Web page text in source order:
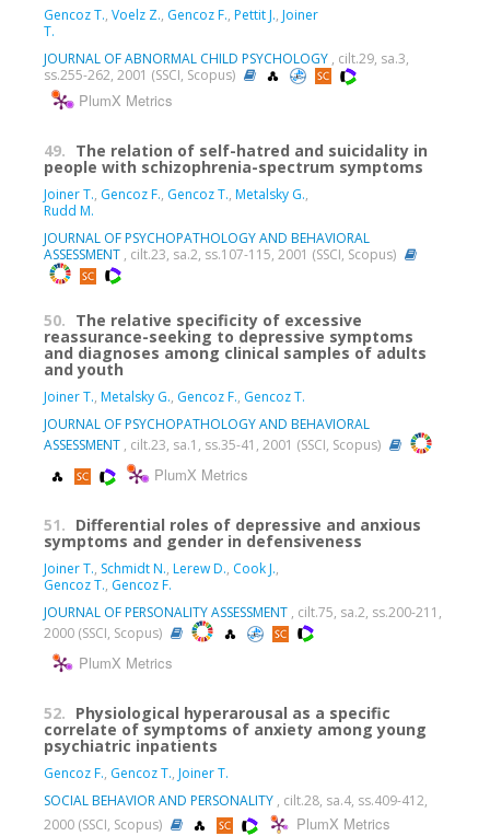
Gencoz T., Voelz Z., Gencoz F., Pettit J., Joiner
T.
JOURNAL OF ABNORMAL CHILD PSYCHOLOGY , cilt.29, sa.3,
ss.255-262, 2001 (SSCI, Scopus)
PlumX Metrics
49. The relation of self-hatred and suicidality in
people with schizophrenia-spectrum symptoms
Joiner T., Gencoz F., Gencoz T., Metalsky G.,
Rudd M.
JOURNAL OF PSYCHOPATHOLOGY AND BEHAVIORAL
ASSESSMENT , cilt.23, sa.2, ss.107-115, 2001 (SSCI, Scopus)
50. The relative specificity of excessive
reassurance-seeking to depressive symptoms
and diagnoses among clinical samples of adults
and youth
Joiner T., Metalsky G., Gencoz F., Gencoz T.
JOURNAL OF PSYCHOPATHOLOGY AND BEHAVIORAL
ASSESSMENT , cilt.23, sa.1, ss.35-41, 2001 (SSCI, Scopus)
PlumX Metrics
51. Differential roles of depressive and anxious
symptoms and gender in defensiveness
Joiner T., Schmidt N., Lerew D., Cook J.,
Gencoz T., Gencoz F.
JOURNAL OF PERSONALITY ASSESSMENT , cilt.75, sa.2, ss.200-211,
2000 (SSCI, Scopus)
PlumX Metrics
52. Physiological hyperarousal as a specific
correlate of symptoms of anxiety among young
psychiatric inpatients
Gencoz F., Gencoz T., Joiner T.
SOCIAL BEHAVIOR AND PERSONALITY , cilt.28, sa.4, ss.409-412,
2000 (SSCI, Scopus)
PlumX Metrics